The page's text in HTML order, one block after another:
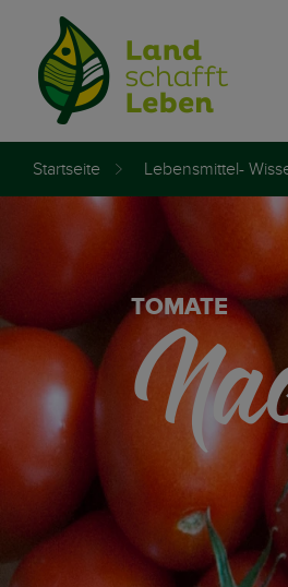
Startseite Lebensmittel-
TOMATE